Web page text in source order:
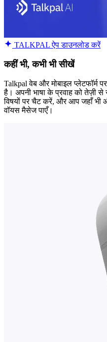
TALKPAL ऐप डाउनलोड करें
कहीं भी, कभी भी सीखें
Talkpal वेब और मोबाइल प्लेटफॉर्म
है। अपनी भाषा के प्रवाह को तेज़ी
विषयों पर चैट करें, और आप जहाँ
वॉयस मैसेज पाएँ।